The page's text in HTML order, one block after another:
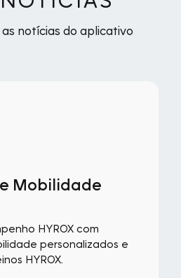
notícias do aplicativo
Mobilidade
HYROX com
personalizados e
HYROX.